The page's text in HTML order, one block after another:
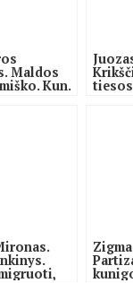
Maldos
Kun.